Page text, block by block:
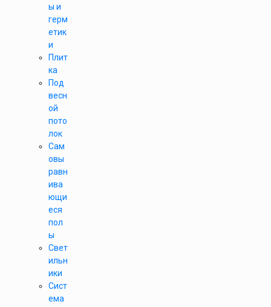
ы и
герм
етик
и
Плит
ка
Под
весн
ой
пото
лок
Сам
овы
равн
ива
ющи
еся
пол
ы
Свет
ильн
ики
Сист
ема